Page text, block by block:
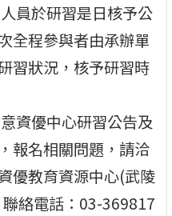
員於研習是日核予公
全程參與者由承辦單
習狀況，核予研習時
資優中心研習公告及
報名相關問題，請洽
優教育資源中心(武陵
絡電話：03-369817